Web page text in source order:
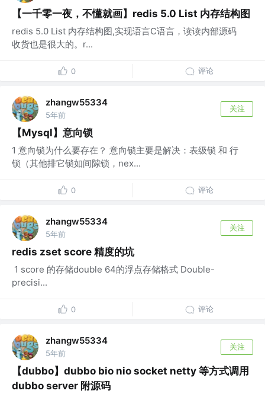
【一千零一夜，不懂就画】redis 5.0 List 内存结构图
redis 5.0 List 内存结构图,实现语言C语言，读读内部源码
收货也是很大的。r...
0 评论
zhangw55334
5年前
关注
【Mysql】意向锁
1 意向锁为什么要存在？ 意向锁主要是解决：表级锁 和 行
锁（其他排它锁如间隙锁，nex...
0 评论
zhangw55334
5年前
关注
redis zset score 精度的坑
​ 1 score 的存储double 64的浮点存储格式 Double-
precisi...
0 评论
zhangw55334
5年前
关注
【dubbo】dubbo bio nio socket netty 等方式调用
dubbo server 附源码